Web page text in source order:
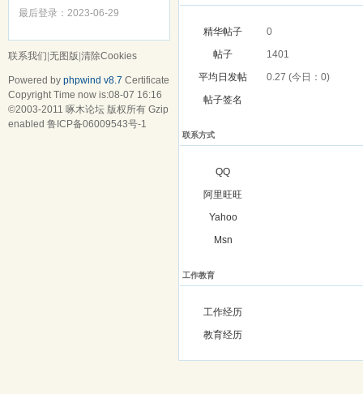
最后登录：2023-06-29
精华帖子
0
帖子
1401
平均日发帖
0.27 (今日：0)
帖子签名
联系方式
QQ
阿里旺旺
Yahoo
Msn
工作教育
工作经历
教育经历
联系我们 无图版 清除Cookies
Powered by phpwind v8.7 Certificate
Copyright Time now is:08-07 16:16
©2003-2011 啄木论坛 版权所有 Gzip
enabled 鲁ICP备06009543号-1